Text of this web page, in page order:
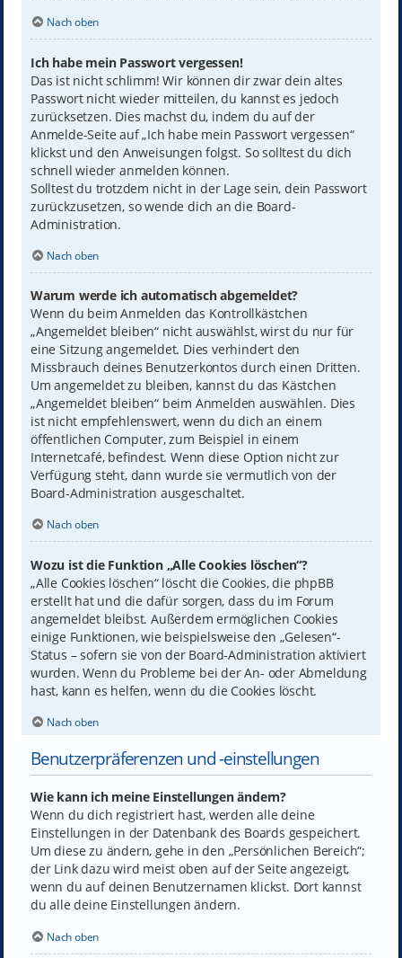
Nach oben
Ich habe mein Passwort vergessen!
Das ist nicht schlimm! Wir können dir zwar dein altes
Passwort nicht wieder mitteilen, du kannst es jedoch
zurücksetzen. Dies machst du, indem du auf der
Anmelde-Seite auf „Ich habe mein Passwort vergessen“
klickst und den Anweisungen folgst. So solltest du dich
schnell wieder anmelden können.
Solltest du trotzdem nicht in der Lage sein, dein Passwort
zurückzusetzen, so wende dich an die Board-
Administration.
Nach oben
Warum werde ich automatisch abgemeldet?
Wenn du beim Anmelden das Kontrollkästchen
„Angemeldet bleiben“ nicht auswählst, wirst du nur für
eine Sitzung angemeldet. Dies verhindert den
Missbrauch deines Benutzerkontos durch einen Dritten.
Um angemeldet zu bleiben, kannst du das Kästchen
„Angemeldet bleiben“ beim Anmelden auswählen. Dies
ist nicht empfehlenswert, wenn du dich an einem
öffentlichen Computer, zum Beispiel in einem
Internetcafé, befindest. Wenn diese Option nicht zur
Verfügung steht, dann wurde sie vermutlich von der
Board-Administration ausgeschaltet.
Nach oben
Wozu ist die Funktion „Alle Cookies löschen“?
„Alle Cookies löschen“ löscht die Cookies, die phpBB
erstellt hat und die dafür sorgen, dass du im Forum
angemeldet bleibst. Außerdem ermöglichen Cookies
einige Funktionen, wie beispielsweise den „Gelesen“-
Status – sofern sie von der Board-Administration aktiviert
wurden. Wenn du Probleme bei der An- oder Abmeldung
hast, kann es helfen, wenn du die Cookies löscht.
Nach oben
Benutzerpräferenzen und -einstellungen
Wie kann ich meine Einstellungen ändern?
Wenn du dich registriert hast, werden alle deine
Einstellungen in der Datenbank des Boards gespeichert.
Um diese zu ändern, gehe in den „Persönlichen Bereich“;
der Link dazu wird meist oben auf der Seite angezeigt,
wenn du auf deinen Benutzernamen klickst. Dort kannst
du alle deine Einstellungen ändern.
Nach oben